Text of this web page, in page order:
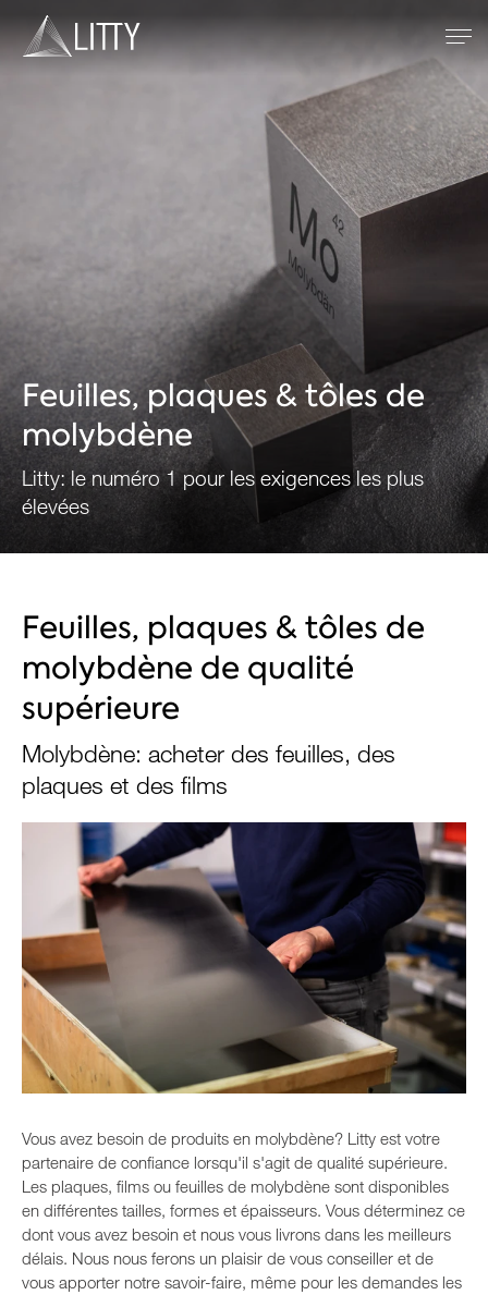
Zum Inhalt
Projection plasma
Société
ENVOYER UNE DEMANDE DE PRIX MAINTENANT
Feuilles, plaques & tôles de
molybdène
Litty: le numéro 1 pour les exigences les plus
élevées
Feuilles, plaques & tôles de
molybdène de qualité
supérieure
Molybdène: acheter des feuilles, des
plaques et des films
Vous avez besoin de produits en molybdène? Litty est votre
partenaire de confiance lorsqu'il s'agit de qualité supérieure.
Les plaques, films ou feuilles de molybdène sont disponibles
en différentes tailles, formes et épaisseurs. Vous déterminez ce
dont vous avez besoin et nous vous livrons dans les meilleurs
délais. Nous nous ferons un plaisir de vous conseiller et de
vous apporter notre savoir-faire, même pour les demandes les